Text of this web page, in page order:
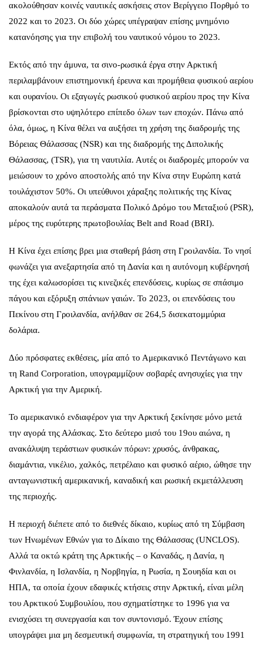
ακολούθησαν κοινές ναυτικές ασκήσεις στον Βερίγγειο Πορθμό το
2022 και το 2023. Οι δύο χώρες υπέγραψαν επίσης μνημόνιο
κατανόησης για την επιβολή του ναυτικού νόμου το 2023.
Εκτός από την άμυνα, τα σινο-ρωσικά έργα στην Αρκτική
περιλαμβάνουν επιστημονική έρευνα και προμήθεια φυσικού αερίου
και ουρανίου. Οι εξαγωγές ρωσικού φυσικού αερίου προς την Κίνα
βρίσκονται στο υψηλότερο επίπεδο όλων των εποχών. Πάνω από
όλα, όμως, η Κίνα θέλει να αυξήσει τη χρήση της διαδρομής της
Βόρειας Θάλασσας (NSR) και της διαδρομής της Διπολικής
Θάλασσας, (TSR), για τη ναυτιλία. Αυτές οι διαδρομές μπορούν να
μειώσουν το χρόνο αποστολής από την Κίνα στην Ευρώπη κατά
τουλάχιστον 50%. Οι υπεύθυνοι χάραξης πολιτικής της Κίνας
αποκαλούν αυτά τα περάσματα Πολικό Δρόμο του Μεταξιού (PSR),
μέρος της ευρύτερης πρωτοβουλίας Belt and Road (BRI).
Η Κίνα έχει επίσης βρει μια σταθερή βάση στη Γροιλανδία. Το νησί
φωνάζει για ανεξαρτησία από τη Δανία και η αυτόνομη κυβέρνησή
της έχει καλωσορίσει τις κινεζικές επενδύσεις, κυρίως σε σπάσιμο
πάγου και εξόρυξη σπάνιων γαιών. Το 2023, οι επενδύσεις του
Πεκίνου στη Γροιλανδία, ανήλθαν σε 264,5 δισεκατομμύρια
δολάρια.
Δύο πρόσφατες εκθέσεις, μία από το Αμερικανικό Πεντάγωνο και
τη Rand Corporation, υπογραμμίζουν σοβαρές ανησυχίες για την
Αρκτική για την Αμερική.
Το αμερικανικό ενδιαφέρον για την Αρκτική ξεκίνησε μόνο μετά
την αγορά της Αλάσκας. Στο δεύτερο μισό του 19ου αιώνα, η
ανακάλυψη τεράστιων φυσικών πόρων: χρυσός, άνθρακας,
διαμάντια, νικέλιο, χαλκός, πετρέλαιο και φυσικό αέριο, ώθησε την
ανταγωνιστική αμερικανική, καναδική και ρωσική εκμετάλλευση
της περιοχής.
Η περιοχή διέπετε από το διεθνές δίκαιο, κυρίως από τη Σύμβαση
των Ηνωμένων Εθνών για το Δίκαιο της Θάλασσας (UNCLOS).
Αλλά τα οκτώ κράτη της Αρκτικής – ο Καναδάς, η Δανία, η
Φινλανδία, η Ισλανδία, η Νορβηγία, η Ρωσία, η Σουηδία και οι
ΗΠΑ, τα οποία έχουν εδαφικές κτήσεις στην Αρκτική, είναι μέλη
του Αρκτικού Συμβουλίου, που σχηματίστηκε το 1996 για να
ενισχύσει τη συνεργασία και τον συντονισμό. Έχουν επίσης
υπογράψει μια μη δεσμευτική συμφωνία, τη στρατηγική του 1991